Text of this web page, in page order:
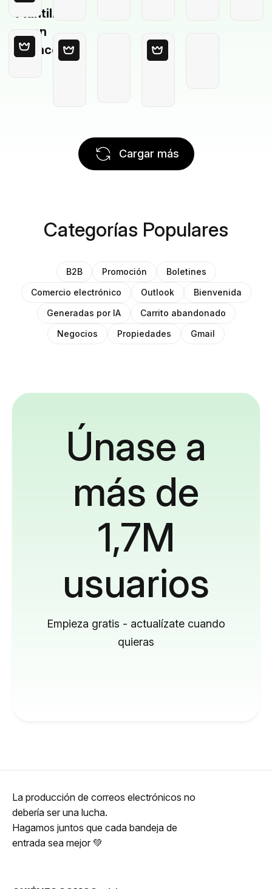
Plantilla
en
blanco
Cargar más
Categorías Populares
B2B Promoción
Boletines
Comercio electrónico
Outlook
Bienvenida
Generadas por IA
Carrito abandonado
Negocios
Propiedades Gmail
Únase a
más de
1,7M
usuarios
Empieza gratis - actualízate cuando
quieras
La producción de correos electrónicos no
debería ser una lucha.
Hagamos juntos que cada bandeja de
entrada sea mejor 💚